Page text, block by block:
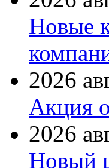
Новые
2026
Акция
2026
Новый